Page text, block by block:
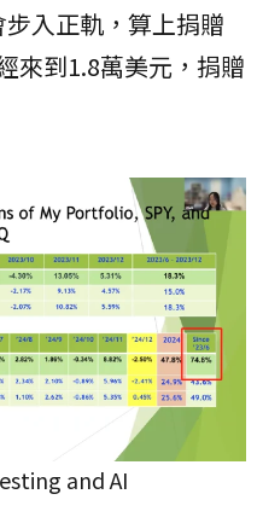
入正軌，算上捐贈
來到1.8萬美元，捐贈
and AI